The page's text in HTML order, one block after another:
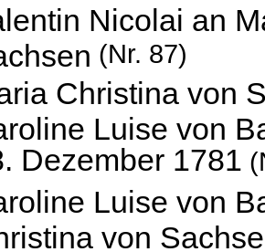
Nicolai an
(Nr. 87)
Christina von
Luise von
Dezember 1781
Luise von
von